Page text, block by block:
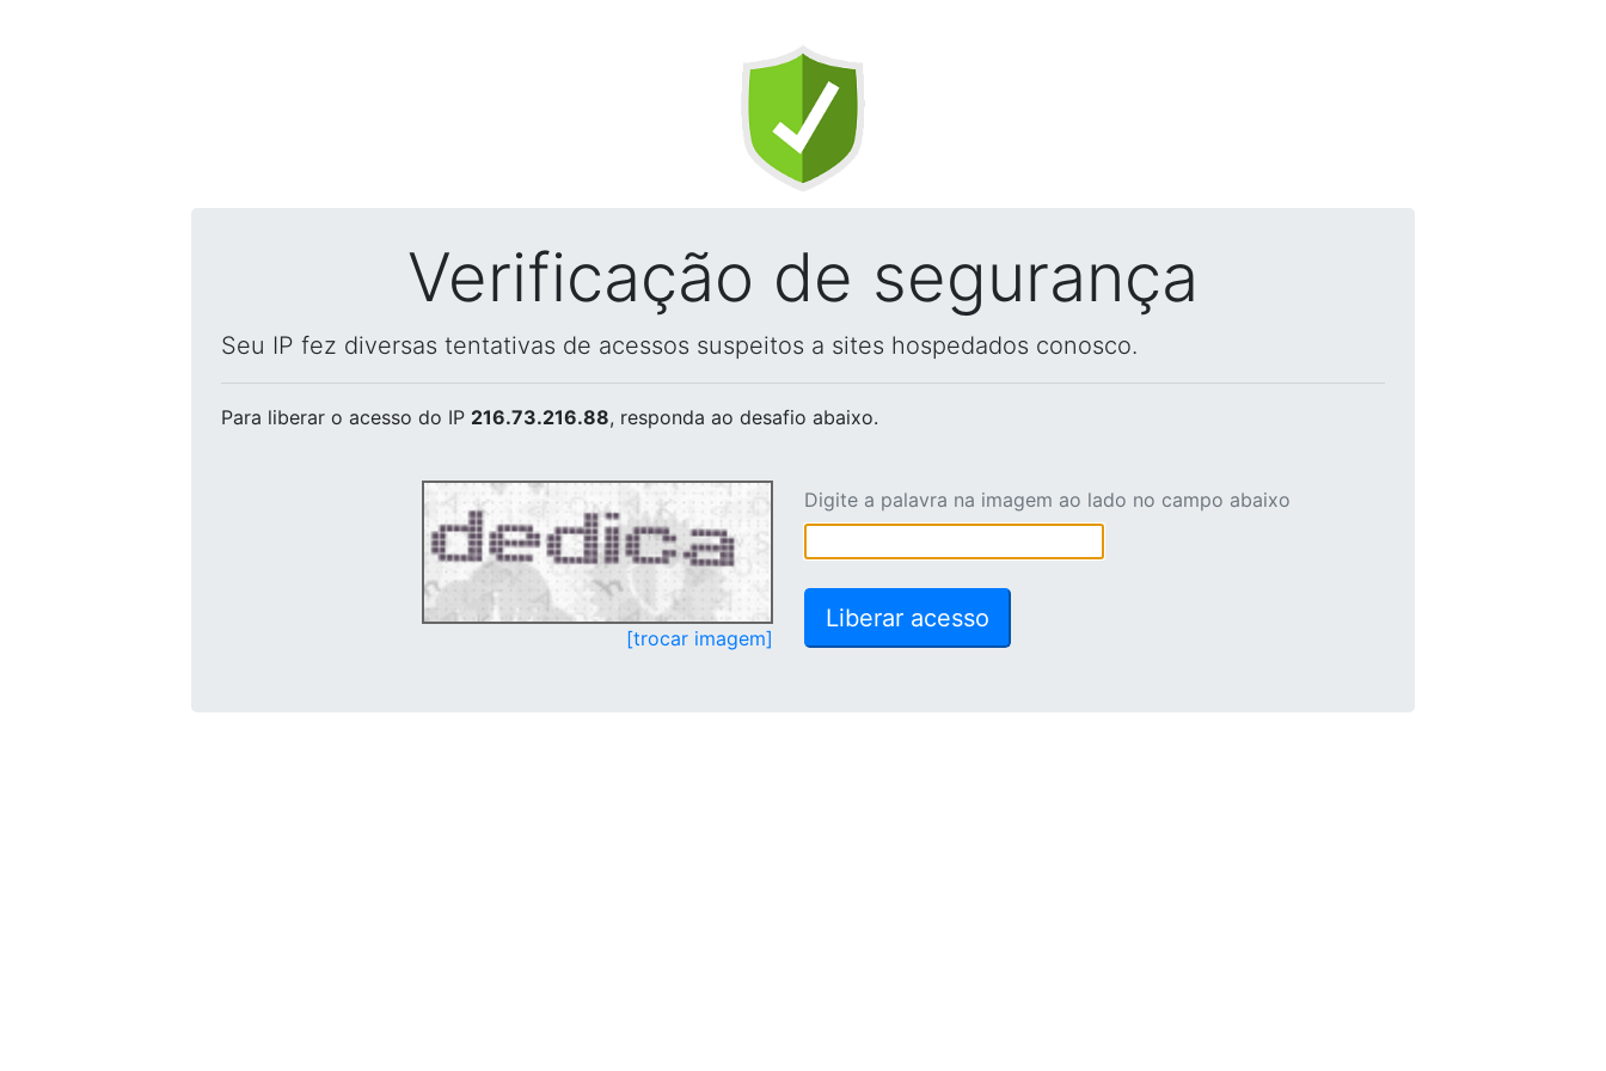
Verificação de segurança
Seu IP fez diversas tentativas de acessos suspeitos a sites hospedados conosco.
Para liberar o acesso do IP 216.73.216.88, responda ao desafio abaixo.
[trocar imagem]
Digite a palavra na imagem ao lado no campo abaixo